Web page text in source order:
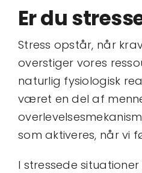
Book tid
Er du
Stress opstår, når
overstiger vores
naturlig fysiologisk
været en del af
som aktiveres, når vi
I stressede